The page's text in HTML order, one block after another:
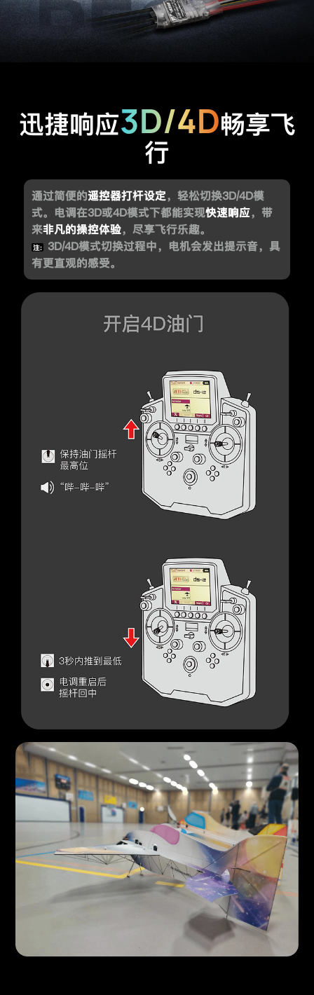
迅捷响应3D/4D畅享飞
行
通过简便的遥控器打杆设定，轻松切换3D/4D模
式。电调在3D或4D模式下都能实现快速响应，带
来非凡的操控体验，尽享飞行乐趣。
注:
3D/4D模式切换过程中，电机会发出提示音，具
有更直观的感受。